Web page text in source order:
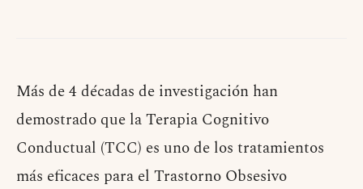
Más de 4 décadas de investigación han
demostrado que la Terapia Cognitivo
Conductual (TCC) es uno de los tratamientos
más eficaces para el Trastorno Obsesivo